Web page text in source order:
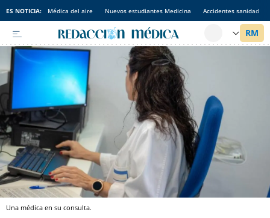
ES NOTICIA: Médica del aire Nuevos estudiantes Medicina Accidentes sanidad
Una médica en su consulta.